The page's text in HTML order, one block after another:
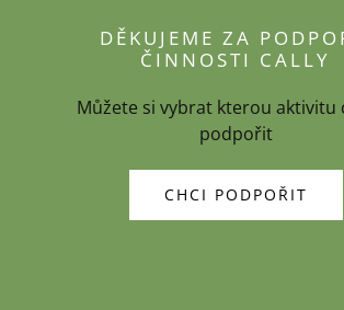
DĚKUJEME ZA
ČINNOSTI CALLY
Můžete si vybrat kterou aktivitu
podpořit
CHCI PODPOŘIT